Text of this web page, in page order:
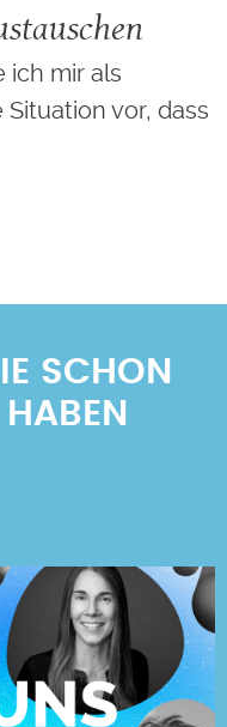
ich mir als
vor, dass
SCHON